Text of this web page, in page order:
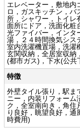
エレベーター，敷地内
ロ，ガスキッチン，
所，シャワー，トイレ
面所にドア，洗面化粧
光ファイバー，インタ
湯，２４時間換気シス
室内洗濯機置場，洗濯
玄関収納，全居室収納
(都市ガス)，下水(公共
特徴
外壁タイル張り，駅ま
ニー，内装リフォーム
ク，全室南向き，角住
り良好，眺望良好，
時費用)